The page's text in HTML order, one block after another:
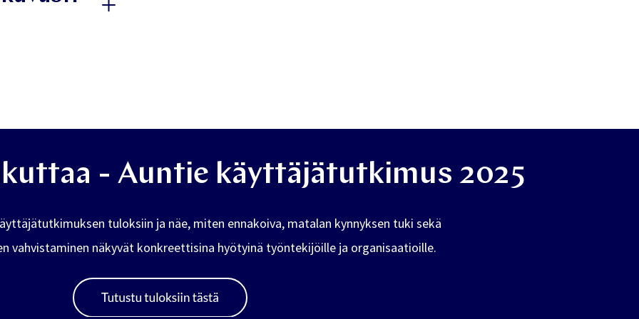
- Auntie käyttäjätutkimus 2025
tuloksiin ja näe, miten ennakoiva, matalan kynnyksen tuki sekä
vahvistaminen näkyvät konkreettisina hyötyinä työntekijöille ja organisaatioille.